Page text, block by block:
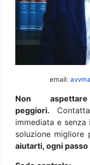
email:
Non
peggiori.
immediata e senza
soluzione migliore
aiutarti, ogni